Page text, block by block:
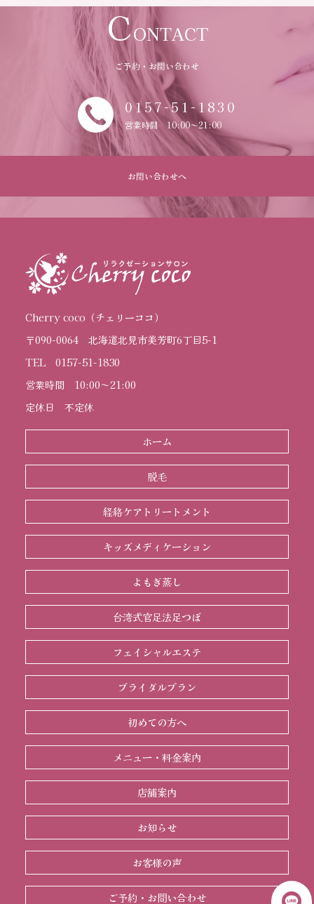
CONTACT
ご予約・お問い合わせ
0157-51-1830
営業時間 10:00～21:00
お問い合わせへ
Cherry coco （チェリーココ）
〒090-0064 北海道北見市美芳町6丁目5-1
TEL 0157-51-1830
営業時間 10:00～21:00
定休日 不定休
ホーム
脱毛
経絡ケアトリートメント
キッズメディケーション
よもぎ蒸し
台湾式官足法足つぼ
フェイシャルエステ
ブライダルプラン
初めての方へ
メニュー・料金案内
店舗案内
お知らせ
お客様の声
ご予約・お問い合わせ